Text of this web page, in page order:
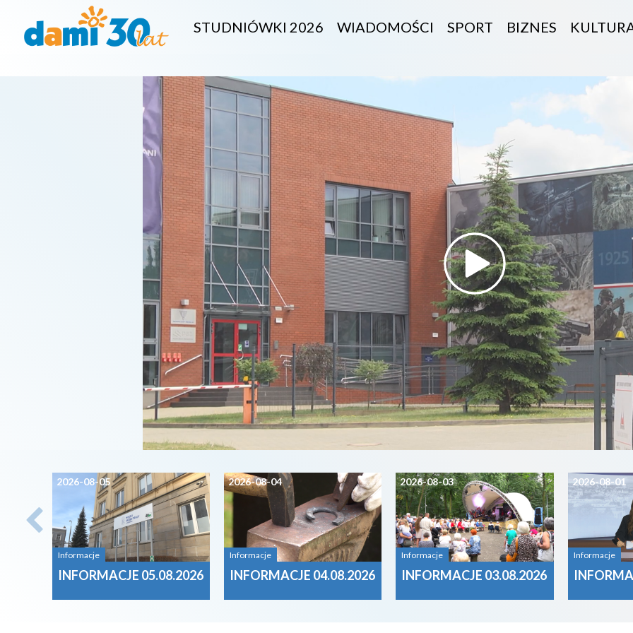
STUDNIÓWKI 2026 WIADOMOŚCI SPORT BIZNES
2026-08-05
Informacje
INFORMACJE 05.08.2026
2026-08-04
Informacje
INFORMACJE 04.08.2026
2026-08-03
Informacje
INFORMACJE 03.08.2026
2026-08-01
Informacje